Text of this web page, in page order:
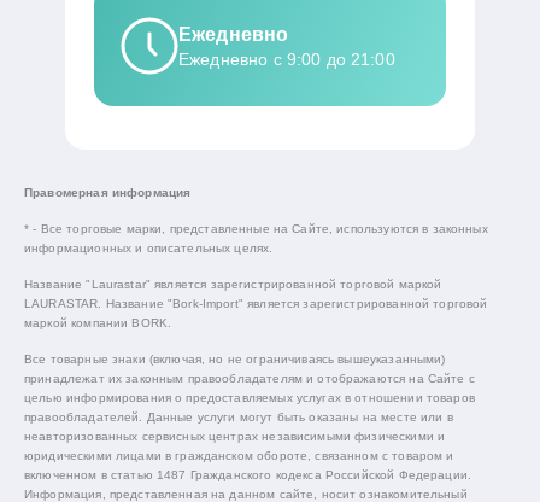
Ежедневно
Ежедневно с 9:00 до 21:00
Правомерная информация
* - Все торговые марки, представленные на Сайте, используются в законных
информационных и описательных целях.
Название "Laurastar" является зарегистрированной торговой маркой
LAURASTAR. Название "Bork-Import" является зарегистрированной торговой
маркой компании BORK.
Все товарные знаки (включая, но не ограничиваясь вышеуказанными)
принадлежат их законным правообладателям и отображаются на Сайте с
целью информирования о предоставляемых услугах в отношении товаров
правообладателей. Данные услуги могут быть оказаны на месте или в
неавторизованных сервисных центрах независимыми физическими и
юридическими лицами в гражданском обороте, связанном с товаром и
включенном в статью 1487 Гражданского кодекса Российской Федерации.
Информация, представленная на данном сайте, носит ознакомительный